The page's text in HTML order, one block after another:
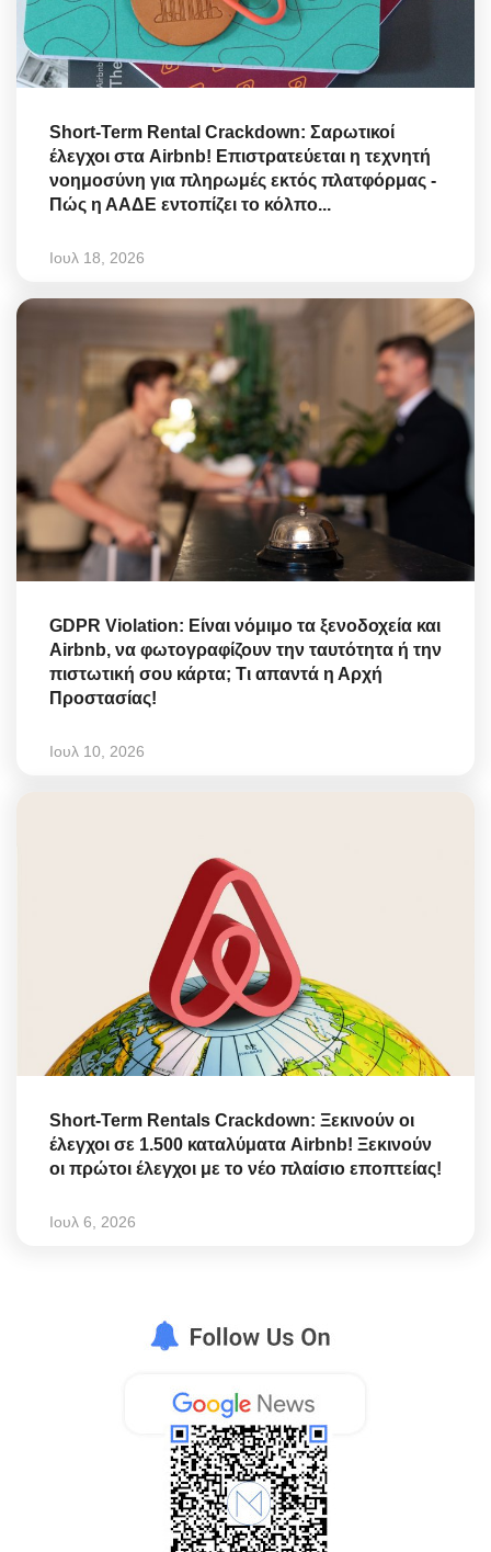
Short-Term Rental Crackdown: Σαρωτικοί
έλεγχοι στα Airbnb! Επιστρατεύεται η τεχνητή
νοημοσύνη για πληρωμές εκτός πλατφόρμας -
Πώς η ΑΑΔΕ εντοπίζει το κόλπο...
Ιουλ 18, 2026
GDPR Violation: Είναι νόμιμο τα ξενοδοχεία και
Airbnb, να φωτογραφίζουν την ταυτότητα ή την
πιστωτική σου κάρτα; Τι απαντά η Αρχή
Προστασίας!
Ιουλ 10, 2026
Short-Term Rentals Crackdown: Ξεκινούν οι
έλεγχοι σε 1.500 καταλύματα Airbnb! Ξεκινούν
οι πρώτοι έλεγχοι με το νέο πλαίσιο εποπτείας!
Ιουλ 6, 2026